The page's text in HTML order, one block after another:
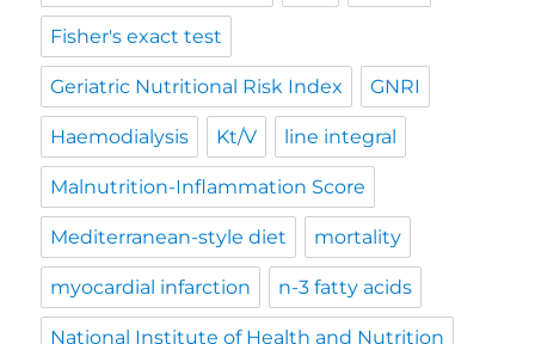
Fisher's exact test
Geriatric Nutritional Risk Index GNRI
Haemodialysis Kt/V line integral
Malnutrition-Inflammation Score
Mediterranean-style diet mortality
myocardial infarction n-3 fatty acids
National Institute of Health and Nutrition